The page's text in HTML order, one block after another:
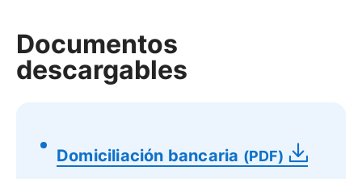
Documentos
descargables
Domiciliación bancaria (PDF)